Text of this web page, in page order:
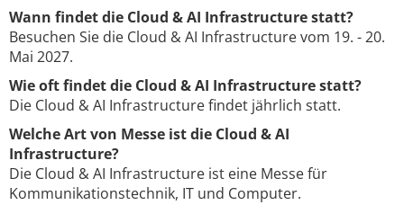
Wann findet die Cloud & AI Infrastructure statt?
Besuchen Sie die Cloud & AI Infrastructure vom 19. - 20.
Mai 2027.
Wie oft findet die Cloud & AI Infrastructure statt?
Die Cloud & AI Infrastructure findet jährlich statt.
Welche Art von Messe ist die Cloud & AI
Infrastructure?
Die Cloud & AI Infrastructure ist eine Messe für
Kommunikationstechnik, IT und Computer.